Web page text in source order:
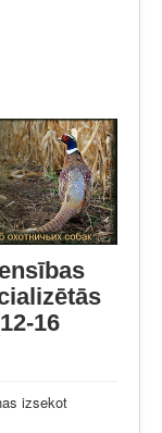
16
izsekot